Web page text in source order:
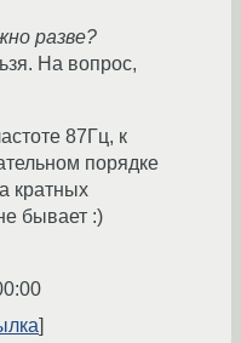
разве?
На вопрос,
87Гц, к
порядке
кратных
бывает :)